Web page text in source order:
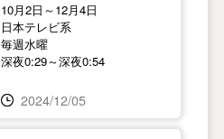
10月2日～12月4日
日本テレビ系
毎週水曜
深夜0:29～深夜0:54
2024/12/05